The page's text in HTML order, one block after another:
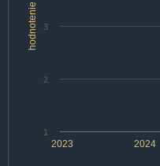
hodnotenie
2024
2023
1
2
3